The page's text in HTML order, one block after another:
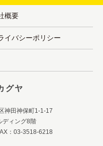
概要
イバシーポリシー
グヤ
神田神保町1-1-17
ディング8階
：03-3518-6218